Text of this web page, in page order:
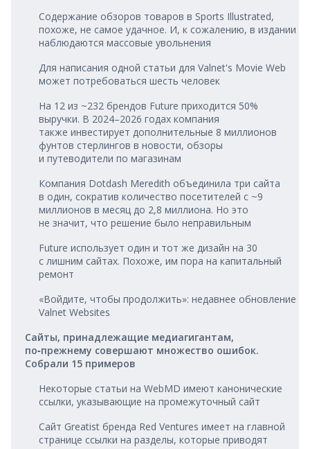
Содержание обзоров товаров в Sports Illustrated,
похоже, не самое удачное. И, к сожалению, в издании
наблюдаются массовые увольнения
Для написания одной статьи для Valnet's Movie Web
может потребоваться шесть человек
На 12 из ~232 брендов Future приходится 50%
выручки. В 2024–2026 годах компания
также инвестирует дополнительные 8 миллионов
фунтов стерлингов в новости, обзоры
и путеводители по магазинам
Компания Dotdash Meredith объединила три сайта
в один, сократив количество посетителей с ~9
миллионов в месяц до 2,8 миллиона. Но это
не значит, что решение было неправильным
Future использует один и тот же дизайн на 30
с лишним сайтах. Похоже, им пора на капитальный
ремонт
«Войдите, чтобы продолжить»: недавнее обновление
Valnet Websites
Сайты, принадлежащие медиагигантам,
по‑прежнему совершают множество ошибок.
Собрали 15 примеров
Некоторые статьи на WebMD имеют канонические
ссылки, указывающие на промежуточный сайт
Сайт Greatist бренда Red Ventures имеет на главной
странице ссылки на разделы, которые приводят